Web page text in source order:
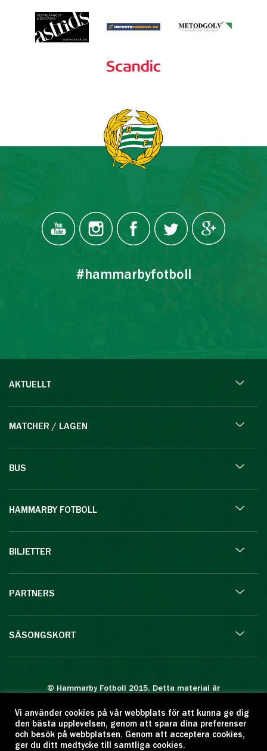
#hammarbyfotboll
AKTUELLT
MATCHER / LAGEN
BUS
HAMMARBY FOTBOLL
BILJETTER
PARTNERS
SÄSONGSKORT
© Hammarby Fotboll 2015. Detta material är
Eftertryck eller annan kopiering är förbjuden.
Citera oss gärna men ange källan:
www.hammarbyfotboll.se. Ansvarig utgivare:
Vi använder cookies på vår webbplats för att kunna ge dig
den bästa upplevelsen, genom att spara dina preferenser
och besök på webbplatsen. Genom att acceptera cookies,
ger du ditt medtycke till samtliga cookies.